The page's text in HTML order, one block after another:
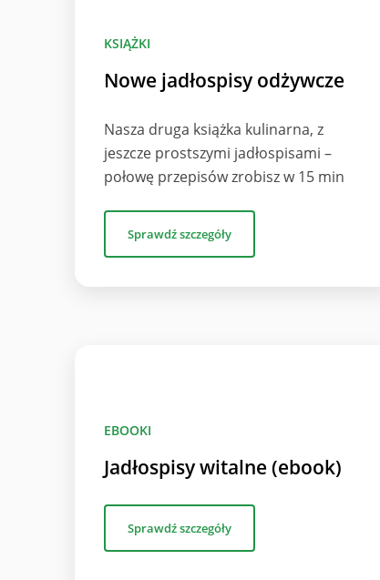
KSIĄŻKI
Nowe jadłospisy odżywcze
Nasza druga książka kulinarna, z
jeszcze prostszymi jadłospisami –
połowę przepisów zrobisz w 15 min
Sprawdź szczegóły
EBOOKI
Jadłospisy witalne (ebook)
Sprawdź szczegóły